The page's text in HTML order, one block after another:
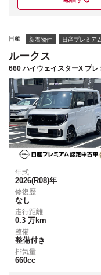
日産 新着物件 日産プレミア
ルークス
660 ハイウェイスターX プ
年式
2026(R08)年
修復歴
なし
走行距離
0.3 万km
整備
整備付き
排気量
660cc